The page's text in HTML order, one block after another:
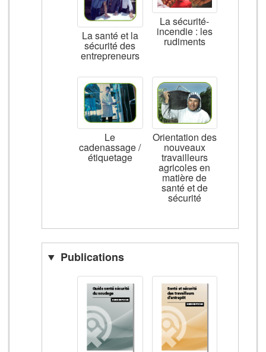
La santé et la
sécurité des
entrepreneurs
La sécurité-
incendie : les
rudiments
Le
cadenassage /
étiquetage
Orientation des
nouveaux
travailleurs
agricoles en
matière de
santé et de
sécurité
Publications